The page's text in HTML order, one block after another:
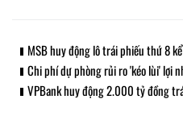
MSB huy động lô trái phiếu thứ 8
Chi phí dự phòng rủi ro 'kéo lùi' lợi
VPBank huy động 2.000 tỷ đồng